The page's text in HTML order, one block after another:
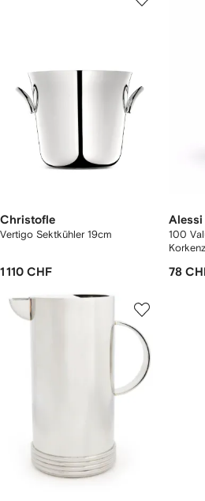
Christofle
Vertigo Sektkühler 19cm
1 110 CHF
Alessi
100
78